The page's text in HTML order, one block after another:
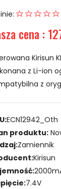
cena :
Kirisun
z Li-ion
z
ECN12942_Oth
produktu:
Zamiennik
Kirisun
7.4V